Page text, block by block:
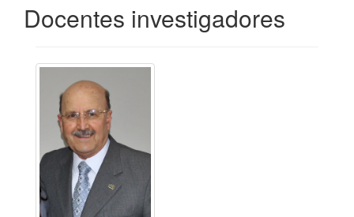
Docentes investigadores